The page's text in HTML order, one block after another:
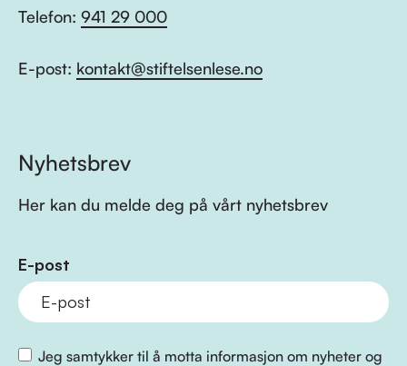
Telefon: 941 29 000
E-post: kontakt@stiftelsenlese.no
Nyhetsbrev
Her kan du melde deg på vårt nyhetsbrev
E-post
Jeg samtykker til å motta informasjon om nyheter og